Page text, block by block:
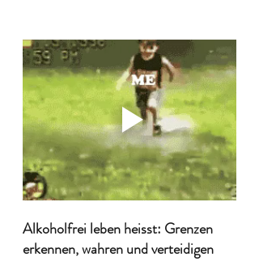
Alkoholfrei leben heisst: Grenzen
erkennen, wahren und verteidigen